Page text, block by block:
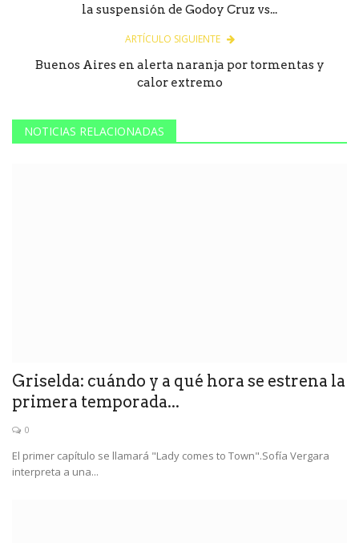
la suspensión de Godoy Cruz vs...
ARTÍCULO SIGUIENTE
Buenos Aires en alerta naranja por tormentas y
calor extremo
NOTICIAS RELACIONADAS
Griselda: cuándo y a qué hora se estrena la
primera temporada...
0
El primer capítulo se llamará "Lady comes to Town".Sofía Vergara
interpreta a una...